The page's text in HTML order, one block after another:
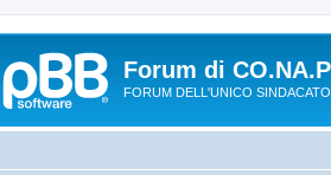
Forum di
FORUM DELL'UNICO